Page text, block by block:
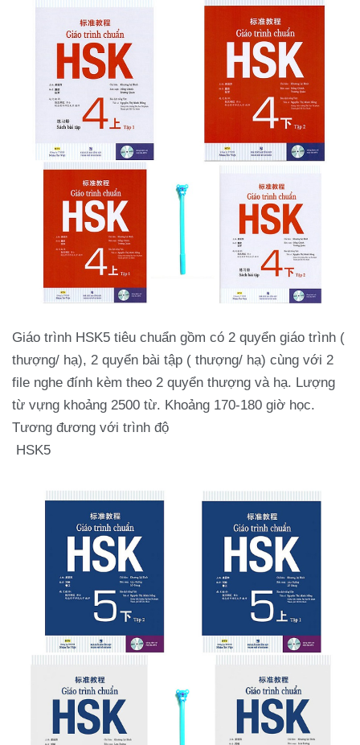
Giáo trình HSK5 tiêu chuẩn gồm có 2 quyển giáo trình (
thượng/ hạ), 2 quyển bài tập ( thượng/ hạ) cùng với 2
file nghe đính kèm theo 2 quyển thượng và hạ. Lượng
từ vựng khoảng 2500 từ. Khoảng 170-180 giờ học.
Tương đương với trình độ
HSK5